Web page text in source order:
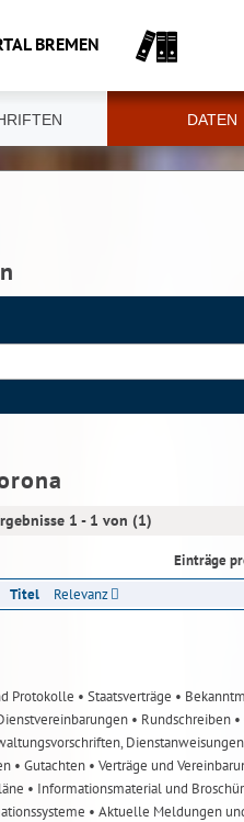
BREMEN
DATEN
1 - 1 von (1)
Einträge
Titel Relevanz
Protokolle • Staatsverträge •
• Rundschreiben
• Gutachten • Verträge und
• Informationsmaterial und
• Aktuelle Meldungen